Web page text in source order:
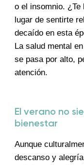
o el insomnio. ¿Te
lugar de sentirte
decaído en esta
La salud mental
se pasa por alto,
atención.
El verano no
bienestar
Aunque
descanso y